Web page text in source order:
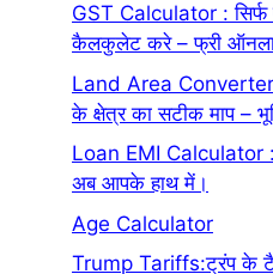
GST Calculator :
कैलकुलेट करे – फ्री
Land Area Converter
के क्षेत्र का सटीक माप –
Loan EMI Calculator
अब आपके हाथ में।
Age Calculator
Trump Tariffs:ट्रंप के